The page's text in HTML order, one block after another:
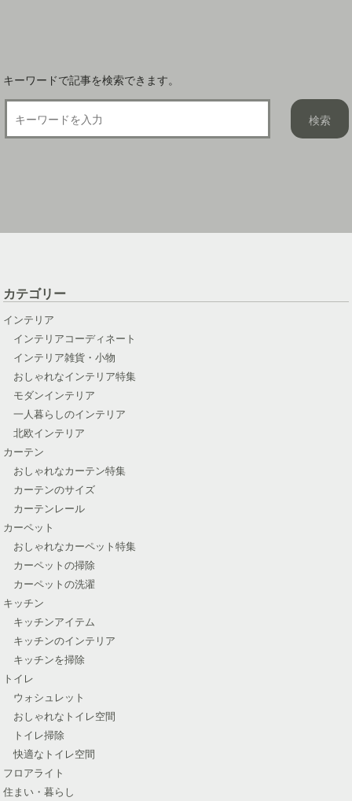
キーワードで記事を検索できます。
カテゴリー
インテリア
インテリアコーディネート
インテリア雑貨・小物
おしゃれなインテリア特集
モダンインテリア
一人暮らしのインテリア
北欧インテリア
カーテン
おしゃれなカーテン特集
カーテンのサイズ
カーテンレール
カーペット
おしゃれなカーペット特集
カーペットの掃除
カーペットの洗濯
キッチン
キッチンアイテム
キッチンのインテリア
キッチンを掃除
トイレ
ウォシュレット
おしゃれなトイレ空間
トイレ掃除
快適なトイレ空間
フロアライト
住まい・暮らし